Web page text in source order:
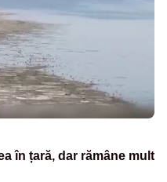
în țară, dar rămâne mult